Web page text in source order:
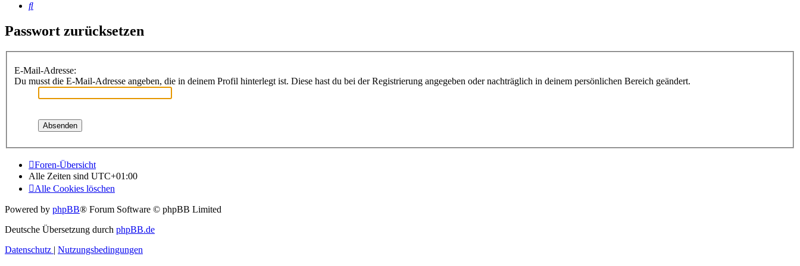
Suche
Passwort zurücksetzen
E-Mail-Adresse:
Du musst die E-Mail-Adresse angeben, die in deinem Profil hinterlegt ist. Diese hast du bei der Registrierung angegeben oder nachträglich in deinem persönlichen Bereich geändert.
Foren-Übersicht
Alle Zeiten sind UTC+01:00
Alle Cookies löschen
Powered by phpBB® Forum Software © phpBB Limited
Deutsche Übersetzung durch phpBB.de
Datenschutz | Nutzungsbedingungen